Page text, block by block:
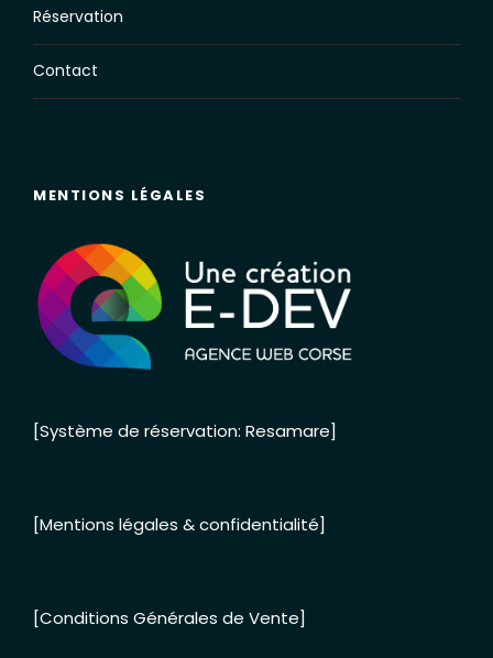
Réservation
Contact
MENTIONS LÉGALES
[Système de réservation: Resamare]
[Mentions légales & confidentialité]
[Conditions Générales de Vente]